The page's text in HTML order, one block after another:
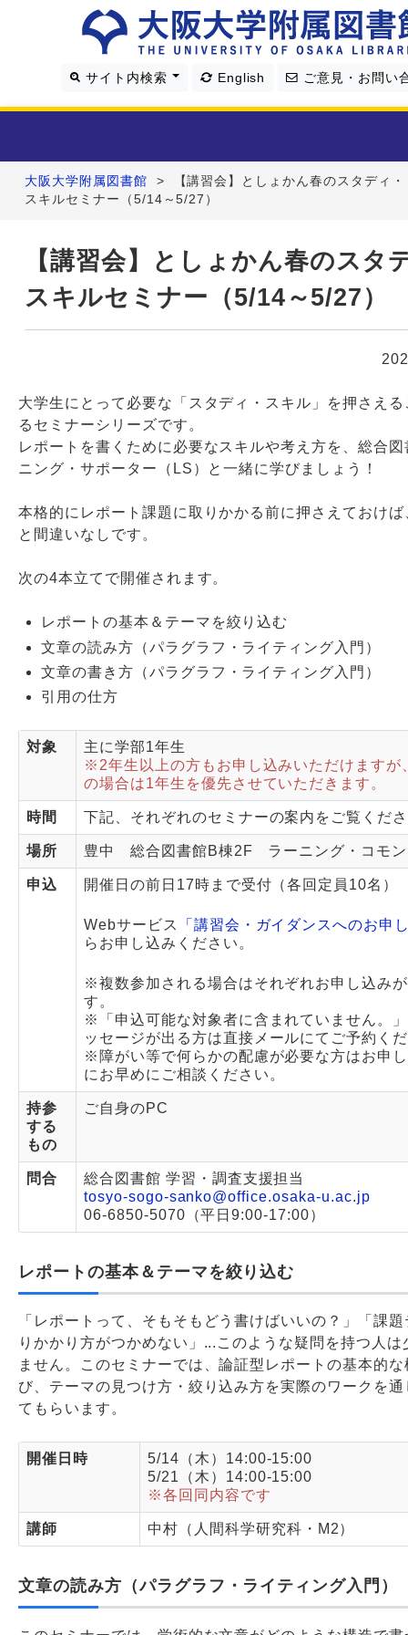
サイト内検索 English ご意見・お問い
利用案内
学習・研究支援
4つの図書館
Webサービス
大阪大学附属図書館 >
【講習会】としょかん春のスタディ・
スキルセミナー（5/14～5/27）
【講習会】としょかん春のスタ
スキルセミナー（5/14～5/27）
大学生にとって必要な「スタディ・スキル」を押さえ
るセミナーシリーズです。
レポートを書くために必要なスキルや考え方を、総合
ニング・サポーター（LS）と一緒に学びましょう！
本格的にレポート課題に取りかかる前に押さえておけ
と間違いなしです。
次の4本立てで開催されます。
レポートの基本＆テーマを絞り込む
文章の読み方（パラグラフ・ライティング入門）
文章の書き方（パラグラフ・ライティング入門）
引用の仕方
対象
主に学部1年生
※2年生以上の方もお申し込みいただけますが
の場合は1年生を優先させていただきます。
時間 下記、それぞれのセミナーの案内をご覧くだ
場所 豊中 総合図書館B棟2F ラーニング・コモ
申込 開催日の前日17時まで受付（各回定員10名）
Webサービス
「講習会・ガイダンスへのお申
らお申し込みください。
※複数参加される場合はそれぞれお申し込み
す。
※「申込可能な対象者に含まれていません。
ッセージが出る方は直接メールにてご予約く
※障がい等で何らかの配慮が必要な方はお申
にお早めにご相談ください。
持参
する
もの
ご自身のPC
問合
総合図書館 学習・調査支援担当
tosyo-sogo-sanko@office.osaka-u.ac.jp
06-6850-5070（平日9:00-17:00）
レポートの基本＆テーマを絞り込む
「レポートって、そもそもどう書けばいいの？」「課
りかかり方がつかめない」...このような疑問を持つ人は
ません。このセミナーでは、論証型レポートの基本的
び、テーマの見つけ方・絞り込み方を実際のワークを
てもらいます。
開催日時
5/14（木）14:00-15:00
5/21（木）14:00-15:00
※各回同内容です
講師 中村（人間科学研究科・M2）
文章の読み方（パラグラフ・ライティング入門）